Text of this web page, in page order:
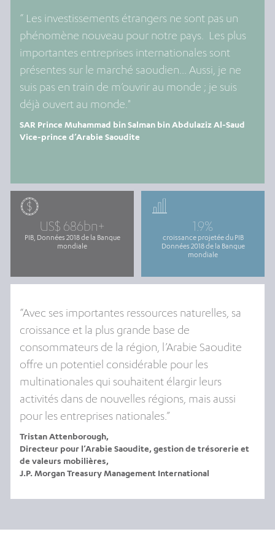
“ Les investissements étrangers ne sont pas un
phénomène nouveau pour notre pays. Les plus
importantes entreprises internationales sont
présentes sur le marché saoudien... Aussi, je ne
suis pas en train de m’ouvrir au monde ; je suis
déjà ouvert au monde."
SAR Prince Muhammad bin Salman bin Abdulaziz Al-Saud
Vice-prince d’Arabie Saoudite
US$ 686bn+
PIB, Données 2018 de la Banque
mondiale
1.9%
croissance projetée du PIB
Données 2018 de la Banque
mondiale
“Avec ses importantes ressources naturelles, sa
croissance et la plus grande base de
consommateurs de la région, l’Arabie Saoudite
offre un potentiel considérable pour les
multinationales qui souhaitent élargir leurs
activités dans de nouvelles régions, mais aussi
pour les entreprises nationales.”
Tristan Attenborough,
Directeur pour l’Arabie Saoudite, gestion de trésorerie et
de valeurs mobilières,
J.P. Morgan Treasury Management International